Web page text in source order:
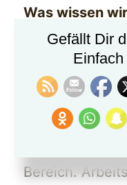
Was wissen
Hier fasst
ist der AfD-
häufig
59 Jahren.
Bereich.
Gefällt Dir